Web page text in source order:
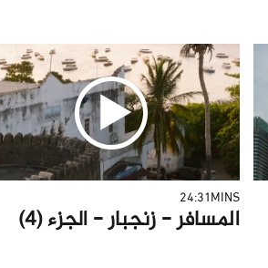
24:31MINS
المسافر - زنجبار - الجزء (4)